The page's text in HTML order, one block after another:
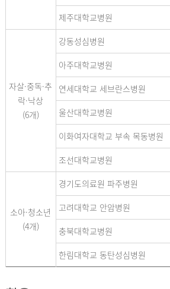
제주대학교병원
자살·중독·추
락·낙상
(6개)
강동성심병원
아주대학교병원
연세대학교 세브란스병원
울산대학교병원
이화여자대학교 부속 목동병원
조선대학교병원
소아·청소년
(4개)
경기도의료원 파주병원
고려대학교 안암병원
충북대학교병원
한림대학교 동탄성심병원